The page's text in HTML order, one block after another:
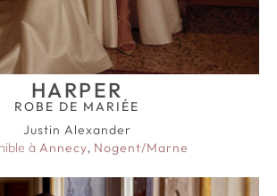
HARPER
ROBE DE MARIÉE
Justin Alexander
à Annecy, Nogent/Marne